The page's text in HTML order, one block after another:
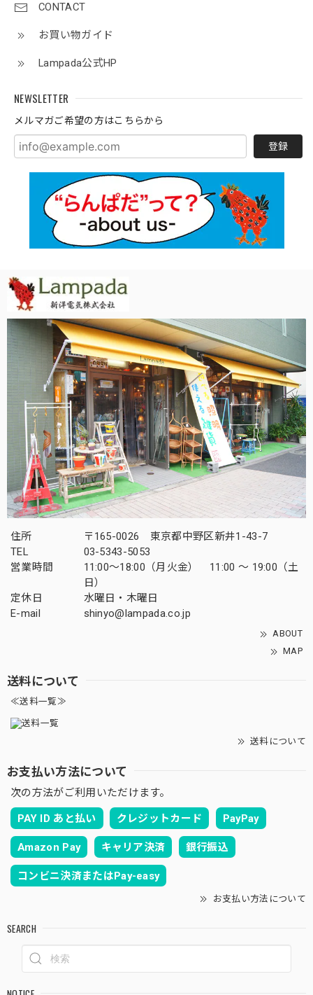
CONTACT
お買い物ガイド
Lampada公式HP
NEWSLETTER
メルマガご希望の方はこちらから
登録
住所
〒165-0026 東京都中野区新井1-43-7
TEL
03-5343-5053
営業時間
11:00～18:00（月火金） 11:00 ～ 19:00（土
日）
定休日
水曜日・木曜日
E-mail
shinyo@lampada.co.jp
ABOUT
MAP
送料について
≪送料一覧≫
送料について
お支払い方法について
次の方法がご利用いただけます。
PAY ID あと払い クレジットカード PayPay
Amazon Pay キャリア決済 銀行振込
コンビニ決済またはPay-easy
お支払い方法について
SEARCH